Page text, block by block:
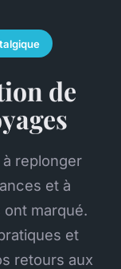
de
replonger
et à
marqué.
et
retours aux